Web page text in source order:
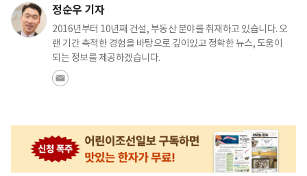
정순우 기자
2016년부터 10년째 건설, 부동산 분야를 취재하고 있습니다. 오
랜 기간 축적한 경험을 바탕으로 깊이있고 정확한 뉴스, 도움이
되는 정보를 제공하겠습니다.